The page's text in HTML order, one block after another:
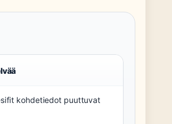
kohdetiedot puuttuvat